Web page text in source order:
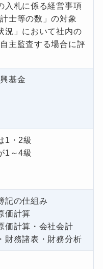
入札に係る経営事項
士等の数」の対象
況」において社内の
主監査する場合に評
基金
1・2級
1～4級
記の仕組み
価計算
価計算・会社会計
財務諸表・財務分析